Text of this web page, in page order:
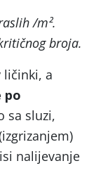
/m².
broja.
ličinki, a
po
sa sluzi,
nalijevanje